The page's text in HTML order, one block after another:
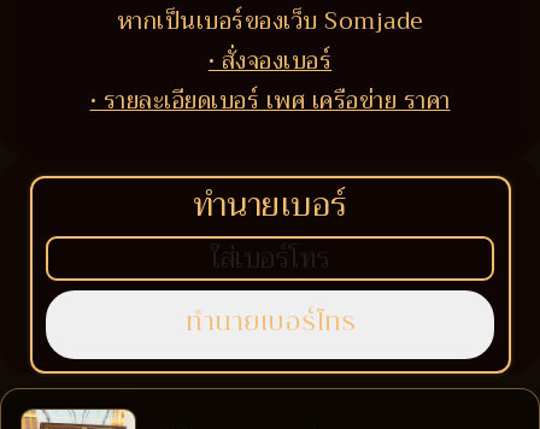
หากเป็นเบอร์ของเว็บ Somjade
• สั่งจองเบอร์
• รายละเอียดเบอร์ เพศ เครือข่าย ราคา
ทำนายเบอร์